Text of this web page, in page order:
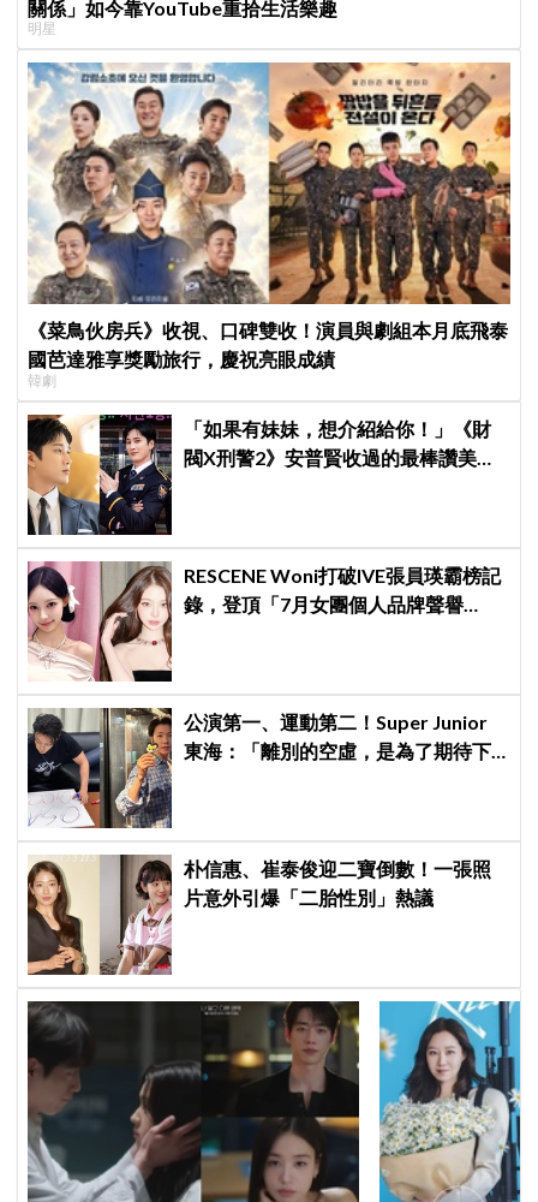
關係」如今靠YouTube重拾生活樂趣
明星
《菜鳥伙房兵》收視、口碑雙收！演員與劇組本月底飛泰
國芭達雅享獎勵旅行，慶祝亮眼成績
韓劇
「如果有妹妹，想介紹給你！」《財
閥X刑警2》安普賢收過的最棒讚美，
RESCENE Woni打破IVE張員瑛霸榜記
錄，登頂「7月女團個人品牌聲譽
公演第一、運動第二！Super Junior
東海：「離別的空虛，是為了期待下
朴信惠、崔泰俊迎二寶倒數！一張照
片意外引爆「二胎性別」熱議